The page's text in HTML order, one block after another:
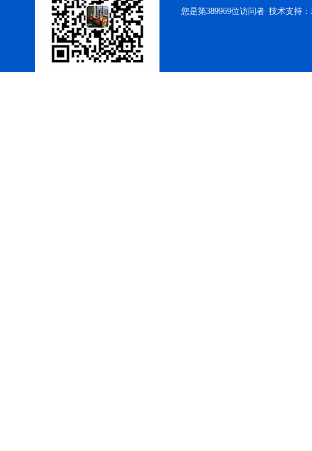
您是第389969位访问者 技术支持：